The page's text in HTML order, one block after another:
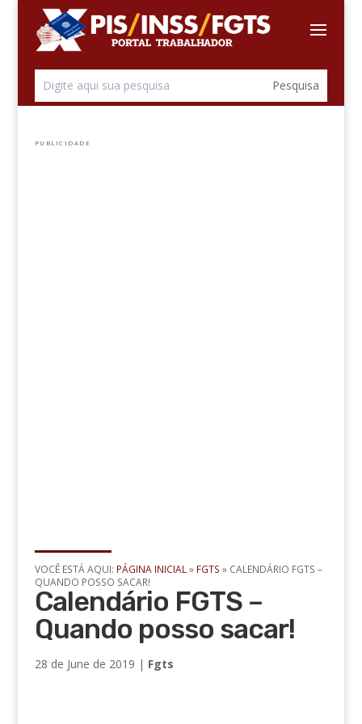
PUBLICIDADE
VOCÊ ESTÁ AQUI: PÁGINA INICIAL » FGTS » CALENDÁRIO FGTS –
QUANDO POSSO SACAR!
Calendário FGTS –
Quando posso sacar!
28 de June de 2019 | Fgts